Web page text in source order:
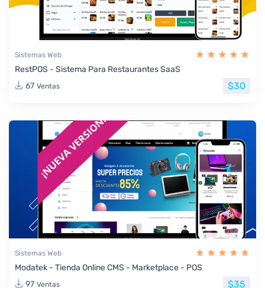
Sistemas Web
RestPOS - Sistema Para Restaurantes SaaS
67 Ventas $30
Sistemas Web
Modatek - Tienda Online CMS - Marketplace - POS
97 Ventas $35